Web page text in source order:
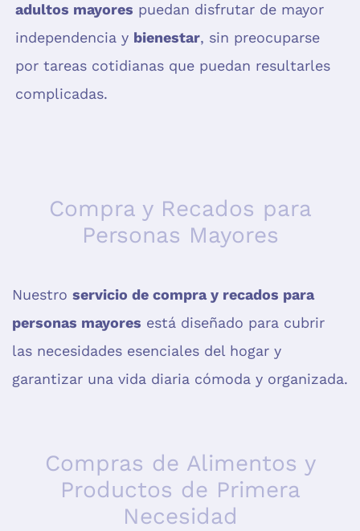
adultos mayores puedan disfrutar de mayor
independencia y bienestar, sin preocuparse
por tareas cotidianas que puedan resultarles
complicadas.
Compra y Recados para
Personas Mayores
Nuestro servicio de compra y recados para
personas mayores está diseñado para cubrir
las necesidades esenciales del hogar y
garantizar una vida diaria cómoda y organizada.
Compras de Alimentos y
Productos de Primera
Necesidad